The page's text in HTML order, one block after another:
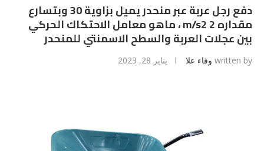
دفع رجل عربة عبر منحدر يميل بزاوية 30 وبتسارع
مقداره 2 m/s2 ، ماهو معامل الاحتكاك الحركي
بين عجلات العربة والسطح الاسمنتي للمنحدر
written by وفاء علا يناير 28, 2023